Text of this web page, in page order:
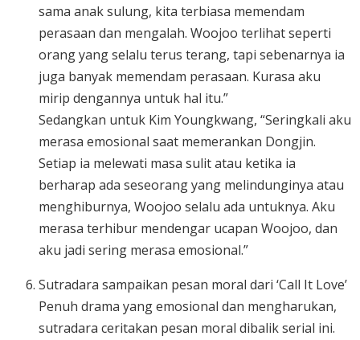
sama anak sulung, kita terbiasa memendam
perasaan dan mengalah. Woojoo terlihat seperti
orang yang selalu terus terang, tapi sebenarnya ia
juga banyak memendam perasaan. Kurasa aku
mirip dengannya untuk hal itu.”
Sedangkan untuk Kim Youngkwang, “Seringkali aku
merasa emosional saat memerankan Dongjin.
Setiap ia melewati masa sulit atau ketika ia
berharap ada seseorang yang melindunginya atau
menghiburnya, Woojoo selalu ada untuknya. Aku
merasa terhibur mendengar ucapan Woojoo, dan
aku jadi sering merasa emosional.”
Sutradara sampaikan pesan moral dari ‘Call It Love’
Penuh drama yang emosional dan mengharukan,
sutradara ceritakan pesan moral dibalik serial ini.